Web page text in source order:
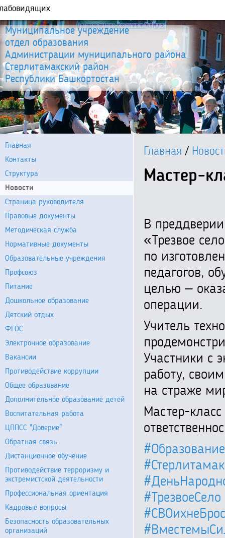
Муниципальное учреждение
отдел образования
Администрации муниципального района
Стерлитамакский район
Республики Башкортостан
Главная /
Мастер-
В
«Трезвое
по
педагогов,
целью –
операции.
Учитель
Участники с
работу,
на страже
Мастер-
#ТрезвоеСело
Главная
Контакты
Структура
Новости
Страница руководителя
Правовые документы
Методическая служба
Нормативные документы
Образовательные учреждения
Профсоюз
Питание
Дошкольное образование
Детский отдых
ФГОС
Электронное образование
Вакансии
Противодействие коррупции
Общее образование
Дополнительное образование детей
Воспитательная работа
ЦППСС "Доверие"
Обратная связь
Дистанционное обучение
Противодействие терроризму и
экстремистской деятельности
Профессиональная ориентация
Кадровые вопросы
Безопасность образовательных
организаций